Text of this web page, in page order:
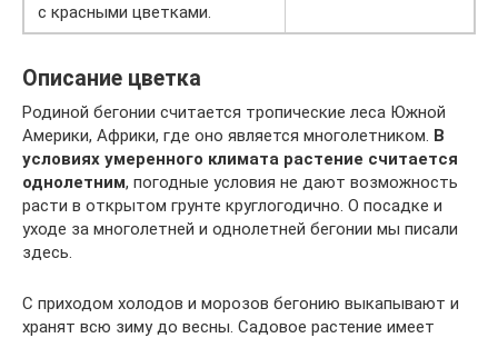
с красными цветками.
Описание цветка
Родиной бегонии считается тропические леса Южной
Америки, Африки, где оно является многолетником. В
условиях умеренного климата растение считается
однолетним, погодные условия не дают возможность
расти в открытом грунте круглогодично. О посадке и
уходе за многолетней и однолетней бегонии мы писали
здесь.
С приходом холодов и морозов бегонию выкапывают и
хранят всю зиму до весны. Садовое растение имеет